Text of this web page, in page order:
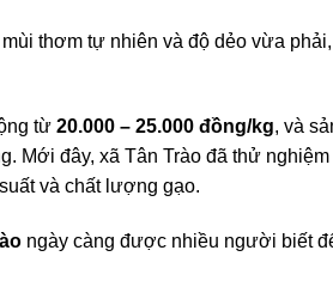
thơm tự nhiên và độ dẻo vừa
từ 20.000 – 25.000 đồng/kg, và
Mới đây, xã Tân Trào đã thử
và chất lượng gạo.
ngày càng được nhiều người biết